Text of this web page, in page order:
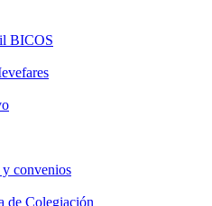
BICOS
y convenios
de Colegiación